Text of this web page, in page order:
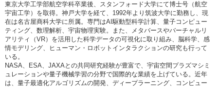
東京大学工学部航空学科卒業後、スタンフォード大学にて博士号（航空
宇宙工学）を取得。神戸大学を経て、1992年より筑波大学に勤務し、現
在は名古屋商科大学に所属。専門はAI駆動型科学計算、量子コンピュー
ティング、数理解析、宇宙物理実験。また、メタバースやバーチャルリ
アリティ（VR）を活用した科学データの可視化に取り組み、脳科学、感
情モデリング、ヒューマン・ロボットインタラクションの研究も行って
いる。
NASA、ESA、JAXAとの共同研究経験が豊富で、宇宙空間プラズマシミ
ュレーションや量子機械学習の分野で国際的な業績を上げている。近年
は、量子最適化アルゴリズムの開発、ディープラーニング、コンピュー